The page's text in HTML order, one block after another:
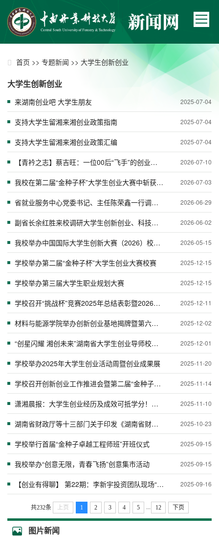
首页 >> 专题新闻 >> 大学生创新创业
大学生创新创业
来湖南创业吧 大学生朋友 2025-07-04
支持大学生留湘来湘创业政策指南 2025-07-04
支持大学生留湘来湘创业政策汇编 2025-07-04
【青衿之志】蔡吉旺：一位00后“飞手”的创业答卷 2026-07-10
我校在第二届“金种子杯”大学生创业大赛中斩获多项佳绩 2026-07-03
省就业服务中心党委书记、主任陈荣鑫一行调研学校大学生创新创业基地 2026-06-29
副省长余红胜来校调研大学生创新创业、科技创新等工作 2026-06-02
我校举办中国国际大学生创新大赛（2026）校赛排位赛 2026-05-15
学校举办第二届“金种子杯”大学生创业大赛校赛 2025-12-15
学校举办第三届大学生职业规划大赛 2025-12-15
学校召开“挑战杯”竞赛2025年总结表彰暨2026年工作启动仪式 2025-12-11
材料与能源学院举办创新创业基地揭牌暨第六届材能文化节启动仪式 2025-12-02
“创星闪耀 湘创未来”湖南省大学生创业导师校园行暨创业名师大讲堂在我校举行 2025-12-01
学校举办2025年大学生创业活动周暨创业成果展 2025-11-20
学校召开创新创业工作推进会暨第二届“金种子杯”大学生创业大赛校赛启动会 2025-11-14
潇湘晨报：大学生创业经历及成效可抵学分！湖南高校执行细则来了！ 2025-11-10
湖南省财政厅等十三部门关于印发《湖南省财政支持大学生创业若干政策措施》的通知 2025-10-23
学校举行首届“金种子卓越工程师班”开班仪式 2025-09-15
我校举办“创意无限，青春飞扬”创意集市活动 2025-09-15
【创业有得聊】 第22期：李新宇投资团队现场“待命” 徐少春为抢人打出“校友牌” 2025-09-16
共232条 上页 1 2 3 4 5 12 下页
图片新闻